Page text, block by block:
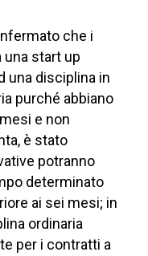
che i
start up
una disciplina in
purché abbiano
e non
è stato
potranno
determinato
ai sei mesi; in
ordinaria
per i contratti a